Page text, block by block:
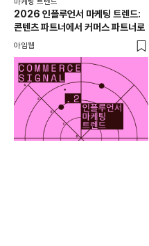
마케팅 트렌드
2026 인플루언서 마케팅 트렌드:
콘텐츠 파트너에서 커머스 파트너로
아임웹